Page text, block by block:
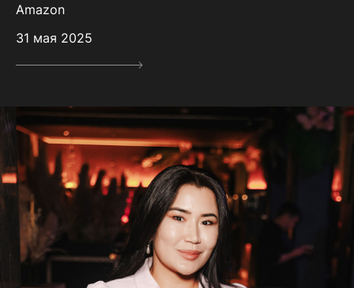
Amazon
31 мая 2025